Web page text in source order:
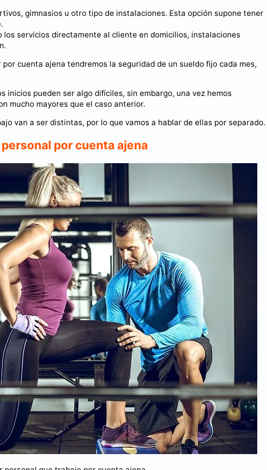
gimnasios u otro tipo de instalaciones. Esta opción supone tener
los servicios directamente al cliente en domicilios, instalaciones
cuenta ajena tendremos la seguridad de un sueldo fijo cada mes,
inicios pueden ser algo difíciles, sin embargo, una vez hemos
mucho mayores que el caso anterior.
van a ser distintas, por lo que vamos a hablar de ellas por separado.
por cuenta ajena